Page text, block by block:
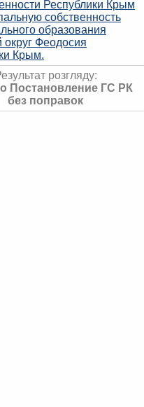
Республики Крым
собственность
образования
округ Феодосия
Крым.
розгляду:
Постановление ГС РК
без поправок